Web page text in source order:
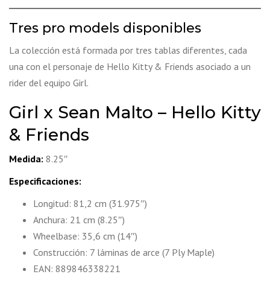
Tres pro models disponibles
La colección está formada por tres tablas diferentes, cada
una con el personaje de Hello Kitty & Friends asociado a un
rider del equipo Girl.
Girl x Sean Malto – Hello Kitty
& Friends
Medida: 8.25″
Especificaciones:
Longitud: 81,2 cm (31.975″)
Anchura: 21 cm (8.25″)
Wheelbase: 35,6 cm (14″)
Construcción: 7 láminas de arce (7 Ply Maple)
EAN: 889846338221